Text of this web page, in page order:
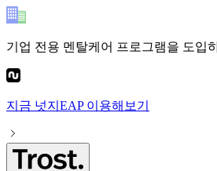
기업 전용 멘탈케어 프로그램을 도입
지금 넛지EAP이용해보기